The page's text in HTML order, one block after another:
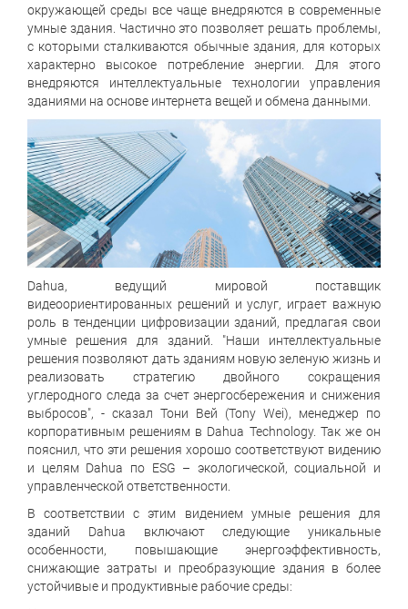
окружающей среды все чаще внедряются в современные
умные здания. Частично это позволяет решать проблемы,
с которыми сталкиваются обычные здания, для которых
характерно высокое потребление энергии. Для этого
внедряются интеллектуальные технологии управления
зданиями на основе интернета вещей и обмена данными.
Dahua, ведущий мировой поставщик
видеоориентированных решений и услуг, играет важную
роль в тенденции цифровизации зданий, предлагая свои
умные решения для зданий. "Наши интеллектуальные
решения позволяют дать зданиям новую зеленую жизнь и
реализовать стратегию двойного сокращения
углеродного следа за счет энергосбережения и снижения
выбросов", - сказал Тони Вей (Tony Wei), менеджер по
корпоративным решениям в Dahua Technology. Так же он
пояснил, что эти решения хорошо соответствуют видению
и целям Dahua по ESG – экологической, социальной и
управленческой ответственности.
В соответствии с этим видением умные решения для
зданий Dahua включают следующие уникальные
особенности, повышающие энергоэффективность,
снижающие затраты и преобразующие здания в более
устойчивые и продуктивные рабочие среды: